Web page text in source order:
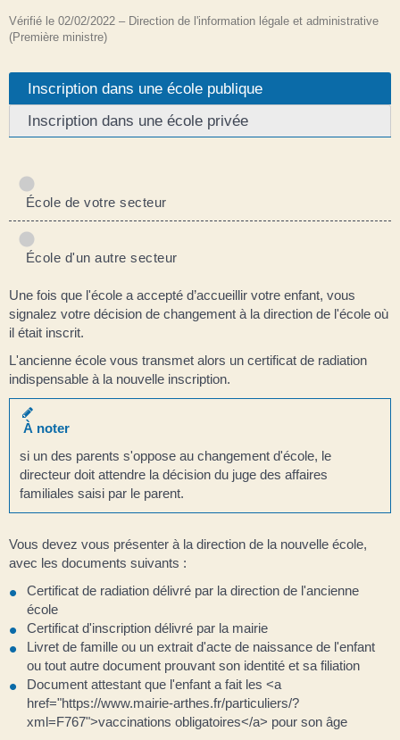
Vérifié le 02/02/2022 – Direction de l'information légale et administrative
(Première ministre)
Inscription dans une école publique
Inscription dans une école privée
École de votre secteur
École d'un autre secteur
Une fois que l'école a accepté d’accueillir votre enfant, vous
signalez votre décision de changement à la direction de l'école où
il était inscrit.
L'ancienne école vous transmet alors un certificat de radiation
indispensable à la nouvelle inscription.
À noter
si un des parents s'oppose au changement d'école, le
directeur doit attendre la décision du juge des affaires
familiales saisi par le parent.
Vous devez vous présenter à la direction de la nouvelle école,
avec les documents suivants :
Certificat de radiation délivré par la direction de l'ancienne
école
Certificat d'inscription délivré par la mairie
Livret de famille ou un extrait d'acte de naissance de l'enfant
ou tout autre document prouvant son identité et sa filiation
Document attestant que l'enfant a fait les <a
href="https://www.mairie-arthes.fr/particuliers/?
xml=F767">vaccinations obligatoires</a> pour son âge